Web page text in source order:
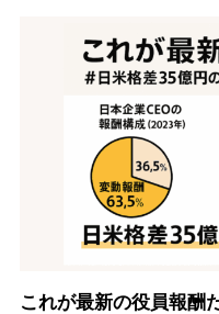
これが最新の役員報酬